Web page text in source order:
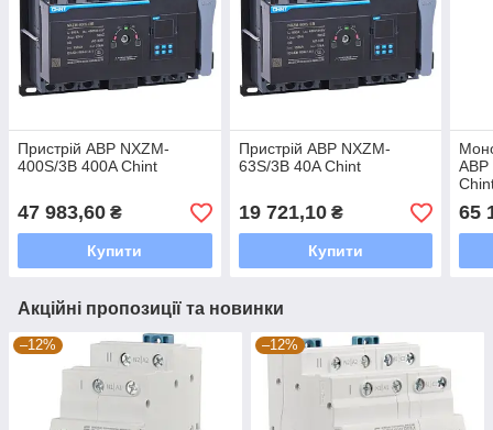
Пристрій АВР NXZM-
400S/3B 400A Chint
47 983,60 ₴
Купити
Пристрій АВР NXZM-
63S/3B 40A Chint
19 721,10₴
Купити
АВР
65
Акційні пропозиції та новинки
–12% –12%